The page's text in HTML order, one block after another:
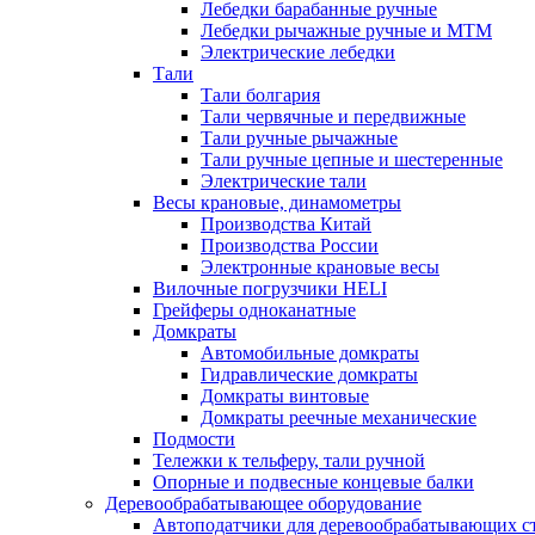
Лебедки барабанные ручные
Лебедки рычажные ручные и МТМ
Электрические лебедки
Тали
Тали болгария
Тали червячные и передвижные
Тали ручные рычажные
Тали ручные цепные и шестеренные
Электрические тали
Весы крановые, динамометры
Производства Китай
Производства России
Электронные крановые весы
Вилочные погрузчики HELI
Грейферы одноканатные
Домкраты
Автомобильные домкраты
Гидравлические домкраты
Домкраты винтовые
Домкраты реечные механические
Подмости
Тележки к тельферу, тали ручной
Опорные и подвесные концевые балки
Деревообрабатывающее оборудование
Автоподатчики для деревообрабатывающих